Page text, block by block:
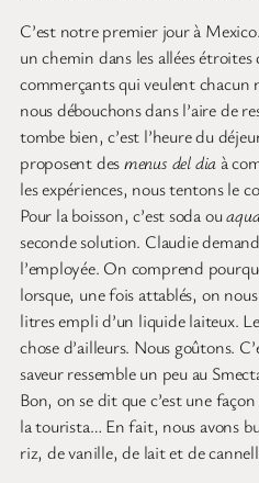
C’est notre premier jour à
un chemin dans les allées étroites
commerçants qui veulent chacun
nous débouchons dans l’aire de
tombe bien, c’est l’heure du
proposent desmenus del diaà
les expériences, nous tentons le
Pour la boisson, c’est soda ou
seconde solution. Claudie
l’employée. On comprend
lorsque, une fois attablés, on
litres empli d’un liquide laiteux.
chose d’ailleurs. Nous goûtons.
saveur ressemble un peu au
Bon, on se dit que c’est une
la tourista… En fait, nous avons
riz, de vanille, de lait et de